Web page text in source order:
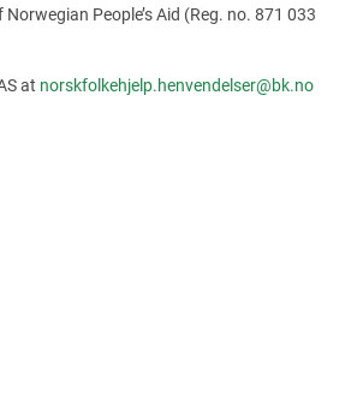
People’s Aid (Reg. no. 871 033
at norskfolkehjelp.henvendelser@bk.no